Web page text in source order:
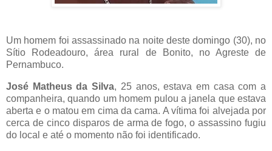
Um homem foi assassinado na noite deste domingo (30), no
Sítio Rodeadouro, área rural de Bonito, no Agreste de
Pernambuco.
José Matheus da Silva, 25 anos, estava em casa com a
companheira, quando um homem pulou a janela que estava
aberta e o matou em cima da cama. A vítima foi alvejada por
cerca de cinco disparos de arma de fogo, o assassino fugiu
do local e até o momento não foi identificado.